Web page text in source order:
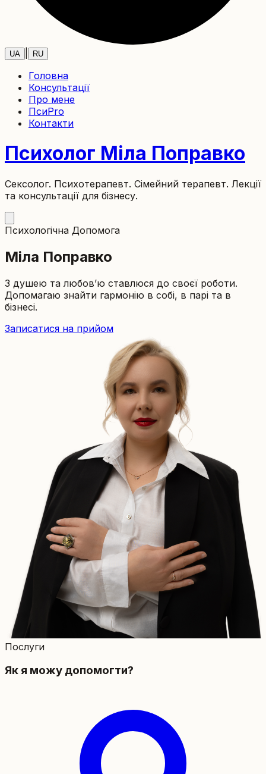
UA RU
Головна
Консультації
Про мене
ПсиPro
Контакти
Психолог Міла Поправко
Сексолог. Психотерапевт. Сімейний терапевт. Лекції
та консультації для бізнесу.
Психологічна Допомога
Міла Поправко
З душею та любов’ю ставлюся до своєї роботи.
Допомагаю знайти гармонію в собі, в парі та в
бізнесі.
Записатися на прийом
Послуги
Як я можу допомогти?